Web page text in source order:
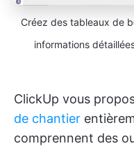
Créez des tableaux de
informations
ClickUp vous
de chantier
comprennent des